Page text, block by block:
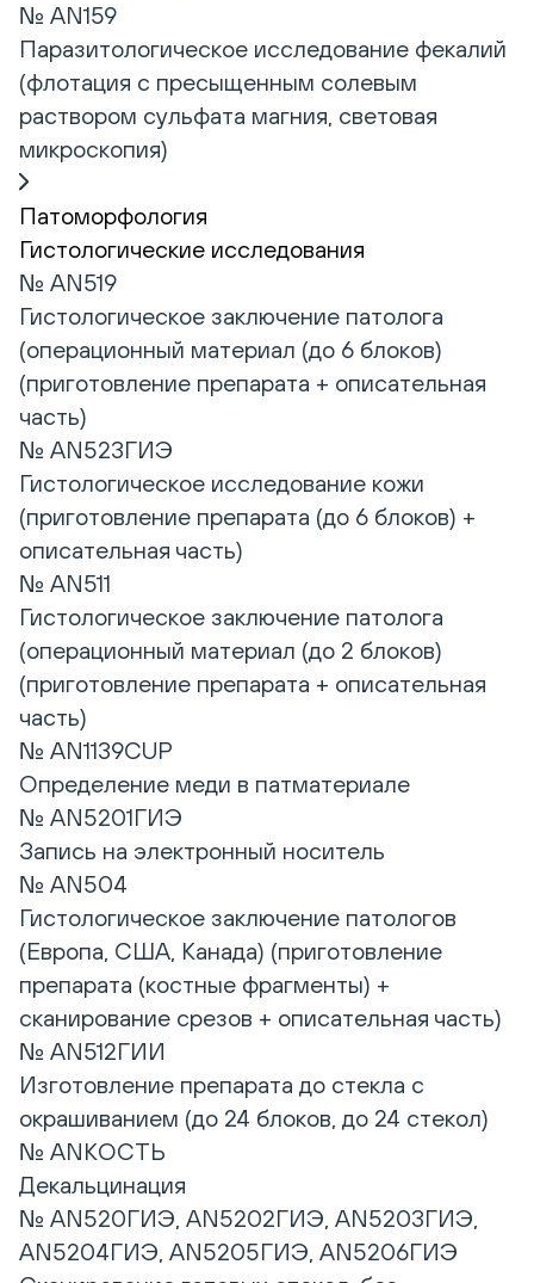
№ AN159
Паразитологическое исследование фекалий
(флотация с пресыщенным солевым
раствором сульфата магния, световая
микроскопия)
Патоморфология
Гистологические исследования
№ AN519
Гистологическое заключение патолога
(операционный материал (до 6 блоков)
(приготовление препарата + описательная
часть)
№ AN523ГИЭ
Гистологическое исследование кожи
(приготовление препарата (до 6 блоков) +
описательная часть)
№ AN511
Гистологическое заключение патолога
(операционный материал (до 2 блоков)
(приготовление препарата + описательная
часть)
№ AN1139CUP
Определение меди в патматериале
№ AN5201ГИЭ
Запись на электронный носитель
№ AN504
Гистологическое заключение патологов
(Европа, США, Канада) (приготовление
препарата (костные фрагменты) +
сканирование срезов + описательная часть)
№ AN512ГИИ
Изготовление препарата до стекла с
окрашиванием (до 24 блоков, до 24 стекол)
№ ANКОСТЬ
Декальцинация
№ AN520ГИЭ, AN5202ГИЭ, AN5203ГИЭ,
AN5204ГИЭ, AN5205ГИЭ, AN5206ГИЭ